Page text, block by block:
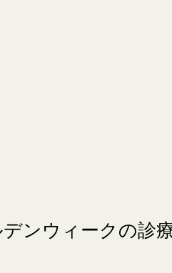
ンウィークの診